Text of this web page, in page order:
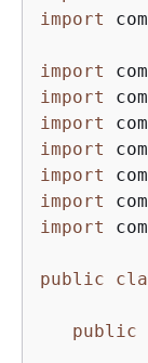
import
import
import
import
import
import
import
import
public
public